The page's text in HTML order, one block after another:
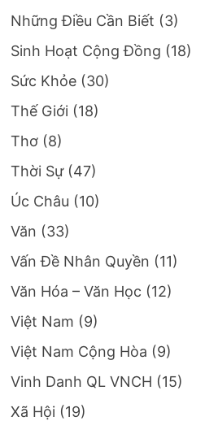
Những Điều Cần Biết (3)
Sinh Hoạt Cộng Đồng (18)
Sức Khỏe (30)
Thế Giới (18)
Thơ (8)
Thời Sự(47)
Úc Châu (10)
Văn (33)
Vấn Đề Nhân Quyền (11)
Văn Hóa – Văn Học (12)
Việt Nam (9)
Việt Nam Cộng Hòa (9)
Vinh Danh QL VNCH (15)
Xã Hội (19)